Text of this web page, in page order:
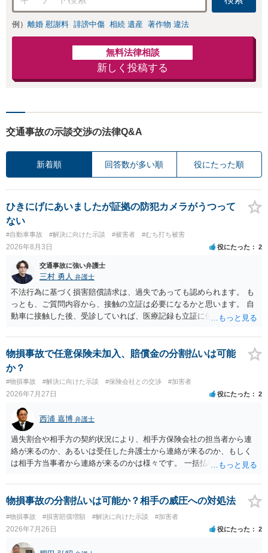
例） 離婚 慰謝料 誹謗中傷 相続 遺産 著作物 違法
無料法律相談
新しく投稿する
交通事故の示談交渉の法律Q&A
新着順 回答数が多い順 役にたった順
ひきにげにあいましたが証拠の防犯カメラがうつって
ない
#自動車事故 #解決に向けた示談 #被害者 #むち打ち被害
2026年8月3日 役にたった 2
交通事故に強い弁護士
三村 勇人 弁護士
不法行為に基づく損害賠償請求は、過失であっても認められます。 も
っとも、ご質問内容から、接触の立証は必要になるかと思います。 自
動車に接触した後、受診していれば、医療記録も立証に使えるかと思
士にご相談ください。
物損事故で任意保険未加入、賠償金の分割払いは可能
か？
#物損事故 #解決に向けた示談 #保険会社との交渉 #加害者
2026年7月27日 役にたった 2
西浦 嘉博 弁護士
過失割合や相手方の契約状況により、相手方保険会社の担当者から連
絡が来るのか、あるいは受任した弁護士から連絡が来るのか、もしく
は相手方当事者から連絡が来るのかは様々です。 一括払いや分割払い
金の支払いにつき、分割払いに合意すれば、和解は可能です。 他方で
合意しなければ和解できないことになります。 今後の見通しを知る為
に、交渉の方向性につき、最寄りの法律事務所で相談だけでもされる
ことも検討ください。
物損事故の分割払いは可能か？相手の威圧への対処法
#物損事故 #損害賠償増額 #解決に向けた示談 #加害者
2026年7月26日 役にたった 2